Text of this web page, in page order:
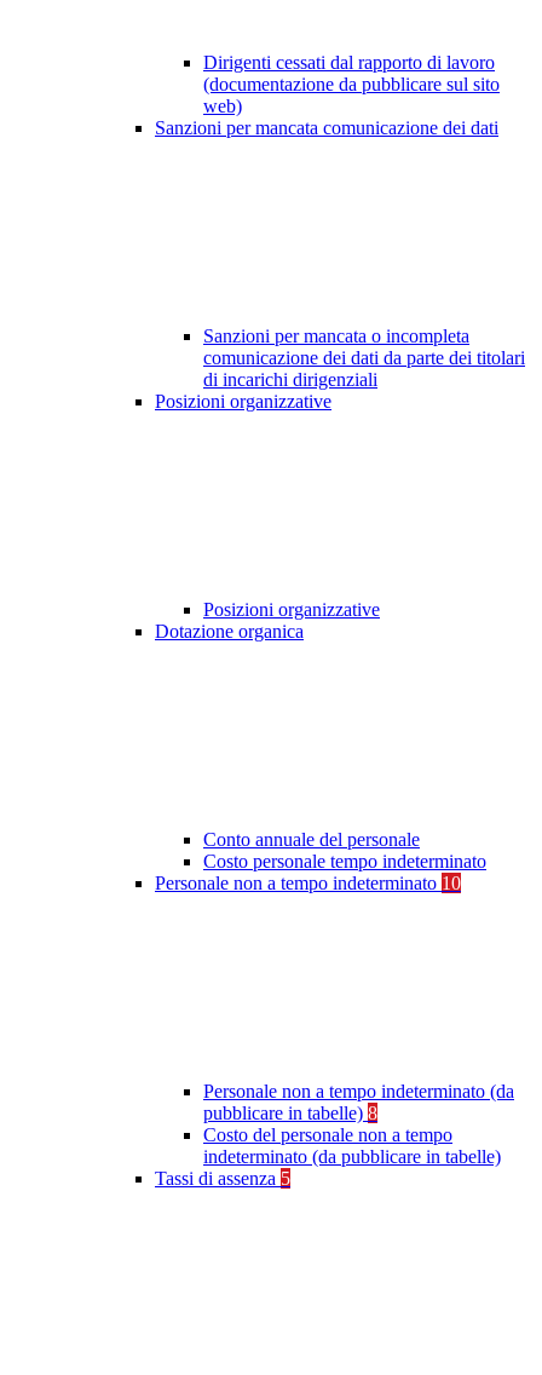
Dirigenti cessati dal rapporto di lavoro
(documentazione da pubblicare sul sito
web)
Sanzioni per mancata comunicazione dei dati
Sanzioni per mancata o incompleta
comunicazione dei dati da parte dei titolari
di incarichi dirigenziali
Posizioni organizzative
Posizioni organizzative
Dotazione organica
Conto annuale del personale
Costo personale tempo indeterminato
Personale non a tempo indeterminato 10
Personale non a tempo indeterminato (da
pubblicare in tabelle) 8
Costo del personale non a tempo
indeterminato (da pubblicare in tabelle)
Tassi di assenza 5